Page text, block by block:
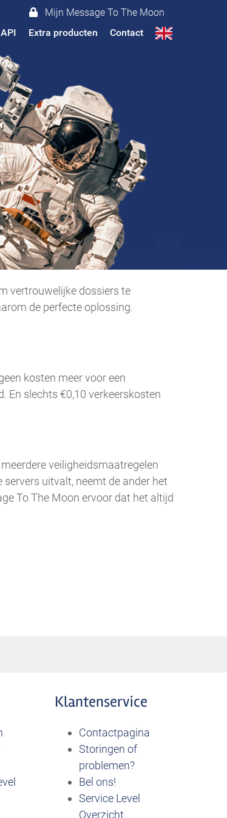
Mijn Message To The Moon
API Extra producten Contact
vertrouwelijke dossiers te
de perfecte oplossing.
kosten meer voor een
En slechts €0,10 verkeerskosten
veiligheidsmaatregelen
uitvalt, neemt de ander het
To The Moon ervoor dat het altijd
Klantenservice
Contactpagina
Storingen of
problemen?
Bel ons!
Service Level
Overzicht